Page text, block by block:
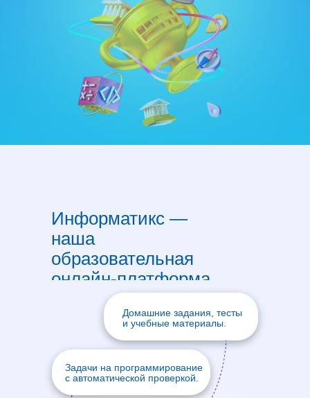
Информатикс —
наша
образовательная
онлайн-платформа
Задачи на программирование
с автоматической проверкой.
Домашние задания, тесты
и учебные материалы.